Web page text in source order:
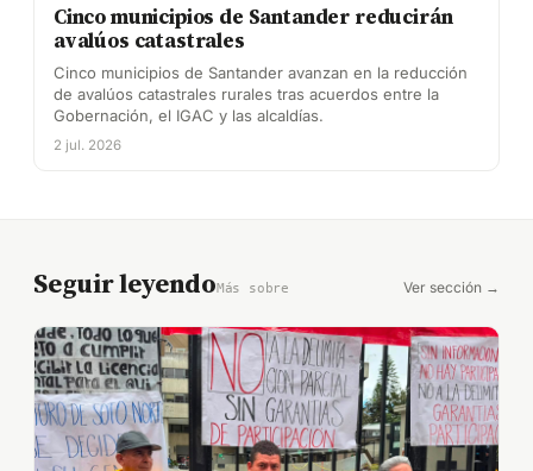
Cinco municipios de Santander reducirán
avalúos catastrales
Cinco municipios de Santander avanzan en la reducción
de avalúos catastrales rurales tras acuerdos entre la
Gobernación, el IGAC y las alcaldías.
2 jul. 2026
Seguir leyendoMás sobre Ver sección →